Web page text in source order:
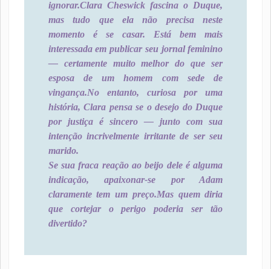
ignorar.Clara Cheswick fascina o Duque,
mas tudo que ela não precisa neste
momento é se casar. Está bem mais
interessada em publicar seu jornal feminino
— certamente muito melhor do que ser
esposa de um homem com sede de
vingança.No entanto, curiosa por uma
história, Clara pensa se o desejo do Duque
por justiça é sincero — junto com sua
intenção incrivelmente irritante de ser seu
marido.
Se sua fraca reação ao beijo dele é alguma
indicação, apaixonar-se por Adam
claramente tem um preço.Mas quem diria
que cortejar o perigo poderia ser tão
divertido?